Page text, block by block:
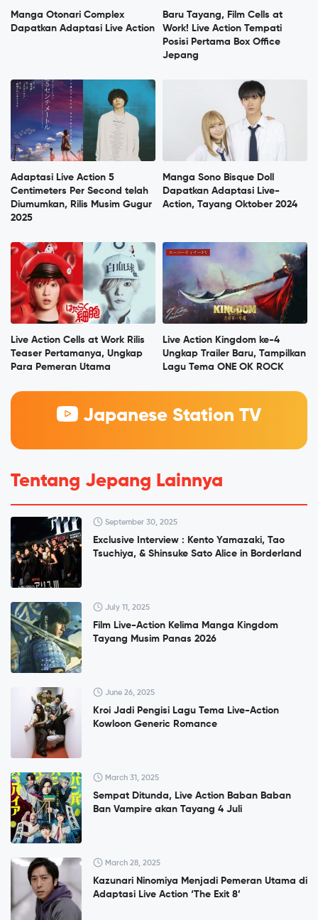
Manga Otonari Complex
Dapatkan Adaptasi Live Action
Baru Tayang, Film Cells at
Work! Live Action Tempati
Posisi Pertama Box Office
Jepang
Adaptasi Live Action 5
Centimeters Per Second telah
Diumumkan, Rilis Musim Gugur
2025
Manga Sono Bisque Doll
Dapatkan Adaptasi Live-
Action, Tayang Oktober 2024
Live Action Cells at Work Rilis
Teaser Pertamanya, Ungkap
Para Pemeran Utama
Live Action Kingdom ke-4
Ungkap Trailer Baru, Tampilkan
Lagu Tema ONE OK ROCK
Japanese Station TV
Tentang Jepang Lainnya
September 30, 2025
Exclusive Interview : Kento Yamazaki, Tao
Tsuchiya, & Shinsuke Sato Alice in Borderland
July 11, 2025
Film Live-Action Kelima Manga Kingdom
Tayang Musim Panas 2026
June 26, 2025
Kroi Jadi Pengisi Lagu Tema Live-Action
Kowloon Generic Romance
March 31, 2025
Sempat Ditunda, Live Action Baban Baban
Ban Vampire akan Tayang 4 Juli
March 28, 2025
Kazunari Ninomiya Menjadi Pemeran Utama di
Adaptasi Live Action ‘The Exit 8’